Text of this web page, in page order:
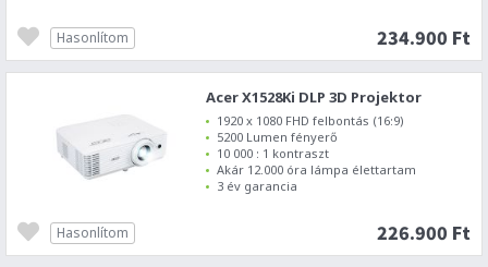
234.900 Ft
Hasonlítom
Acer X1528Ki DLP 3D Projektor
1920 x 1080 FHD felbontás (16:9)
5200 Lumen fényerő
10 000 : 1 kontraszt
Akár 12.000 óra lámpa élettartam
3 év garancia
226.900 Ft
Hasonlítom